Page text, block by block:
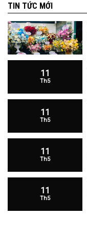
TIN TỨC MỚI
11
Th5
11
Th5
11
Th5
11
Th5